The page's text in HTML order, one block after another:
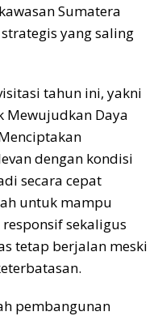
Sumatera
yang saling
tahun ini, yakni
Mewujudkan Daya
dengan kondisi
secara cepat
untuk mampu
sekaligus
tetap berjalan meski
pembangunan